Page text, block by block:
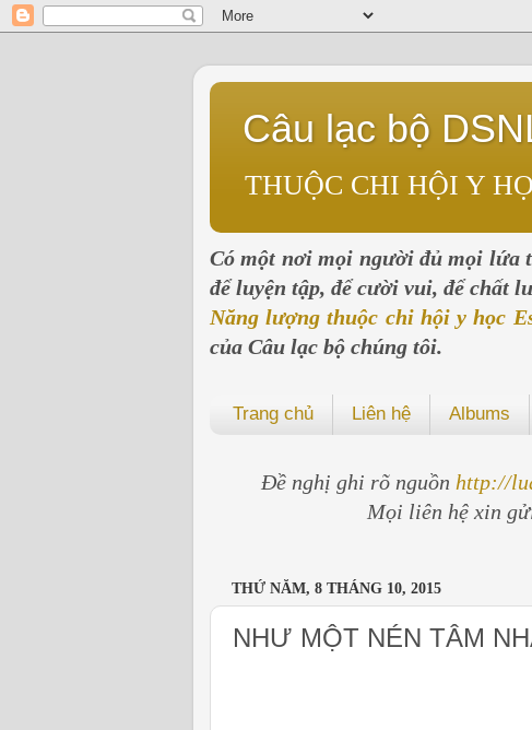
Câu lạc bộ
THUỘC CHI HỘI Y
Có một nơi mọi người đủ mọi lứa
để luyện tập, để cười vui, để chất
Năng lượng thuộc chi hội y học
của Câu lạc bộ chúng tôi.
Trang chủ Liên hệ Albums
Đề nghị ghi rõ nguồn http://
Mọi liên hệ xin
THỨ NĂM, 8 THÁNG 10, 2015
NHƯ MỘT NÉN TÂM